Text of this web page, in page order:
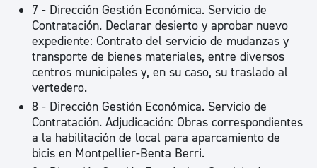
7 - Dirección Gestión Económica. Servicio de
Contratación. Declarar desierto y aprobar nuevo
expediente: Contrato del servicio de mudanzas y
transporte de bienes materiales, entre diversos
centros municipales y, en su caso, su traslado al
vertedero.
8 - Dirección Gestión Económica. Servicio de
Contratación. Adjudicación: Obras correspondientes
a la habilitación de local para aparcamiento de
bicis en Montpellier-Benta Berri.